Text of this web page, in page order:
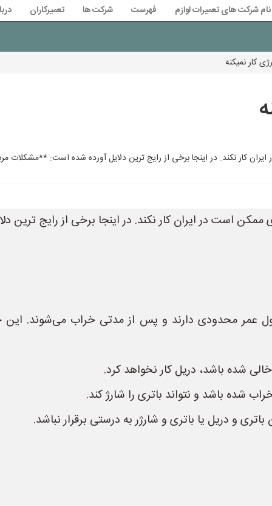
شرکت های تعمیرات لوازم فهرست شرکت ها تعمیرکاران
کار نمیکنه
کار نکند. در اینجا برخی از رایج ترین دلایل آورده شده است: **مشکلات
است در ایران کار نکند. در اینجا برخی از رایج ترین
عمر محدودی دارند و پس از مدتی خراب می‌شوند. این
شده باشد، دریل کار نخواهد کرد.
شده باشد و نتواند باتری را شارژ کند.
و دریل یا باتری و شارژر به درستی برقرار نباشد.